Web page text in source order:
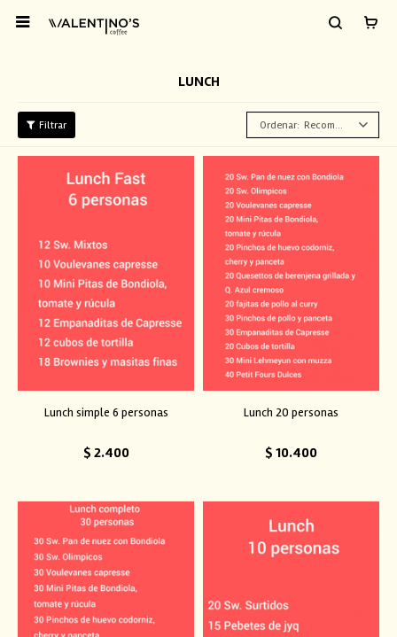

LUNCH
Recomendados
Lunch simple 6 personas
$ 2.400
Lunch 20 personas
$ 10.400